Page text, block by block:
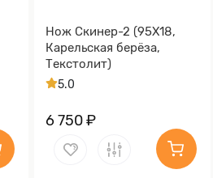
Нож Скинер-2 (95Х18,
Карельская берёза,
Текстолит)
5.0
6 750 ₽